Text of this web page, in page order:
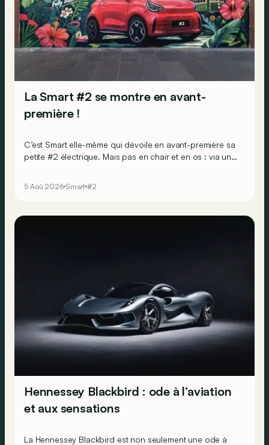
La Smart #2 se montre en avant-
première !
C’est Smart elle-même qui dévoile en avant-première sa
petite #2 électrique. Mais pas en chair et en os : via une
5 Aoû 2026 Smart #2
Hennessey Blackbird : ode à l’aviation
et aux sensations
La Hennessey Blackbird est non seulement une ode à